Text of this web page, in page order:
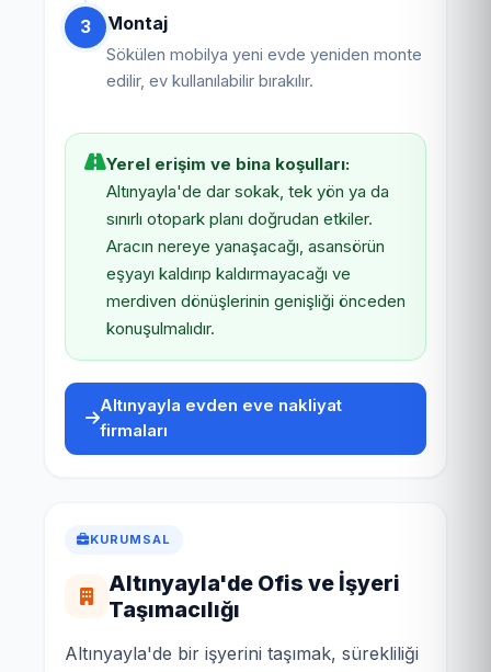
3 Montaj
Sökülen mobilya yeni evde yeniden monte
edilir, ev kullanılabilir bırakılır.
Yerel erişim ve bina koşulları:
Altınyayla'de dar sokak, tek yön ya da
sınırlı otopark planı doğrudan etkiler.
Aracın nereye yanaşacağı, asansörün
eşyayı kaldırıp kaldırmayacağı ve
merdiven dönüşlerinin genişliği önceden
konuşulmalıdır.
Altınyayla evden eve nakliyat
firmaları
KURUMSAL
Altınyayla'de Ofis ve İşyeri
Taşımacılığı
Altınyayla'de bir işyerini taşımak, sürekliliği